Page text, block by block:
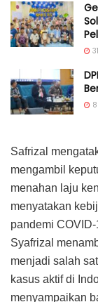
Safrizal
mengambil
menahan laju
menyatakan
pandemi COVID-
Syafrizal
menjadi salah
kasus aktif di
menyampaikan